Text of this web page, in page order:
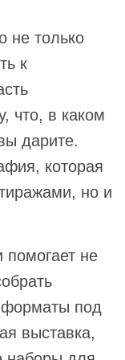
не только
к
что, в каком
дарите.
которая
но и
помогает не
форматы под
выставка,